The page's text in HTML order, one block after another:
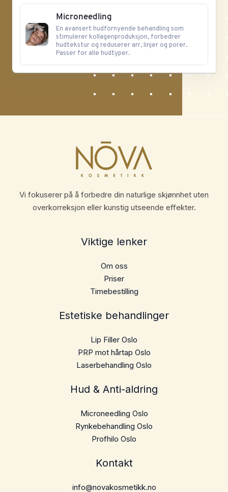
Microneedling
En avansert hudfornyende behandling som
stimulerer kollagenproduksjon, forbedrer
hudtekstur og reduserer arr, linjer og porer.
Passer for alle hudtyper.
Vi fokuserer på å forbedre din naturlige skjønnhet uten
overkorreksjon eller kunstig utseende effekter.
Viktige lenker
Om oss
Priser
Timebestilling
Estetiske behandlinger
Lip Filler Oslo
PRP mot hårtap Oslo
Laserbehandling Oslo
Hud & Anti-aldring
Microneedling Oslo
Rynkebehandling Oslo
Profhilo Oslo
Kontakt
info@novakosmetikk.no